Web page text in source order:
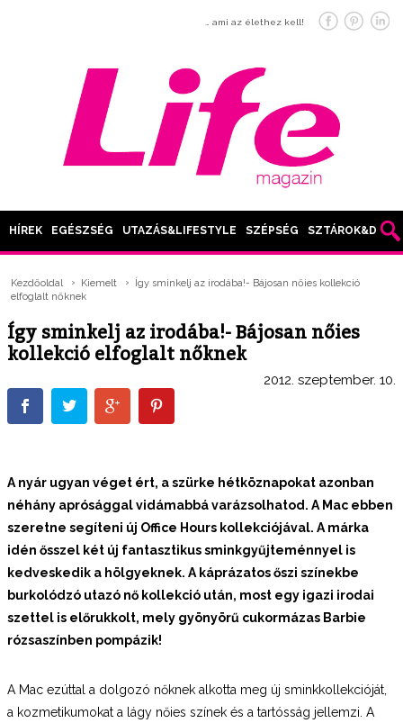
… ami az élethez kell!
HÍREK EGÉSZSÉG UTAZÁS&LIFESTYLE SZÉPSÉG SZTÁROK&DIVAT
Kezdőoldal Kiemelt
Így sminkelj az irodába!- Bájosan nőies kollekció
elfoglalt nőknek
Így sminkelj az irodába!- Bájosan nőies
kollekció elfoglalt nőknek
2012. szeptember. 10.
A nyár ugyan véget ért, a szürke hétköznapokat azonban
néhány aprósággal vidámabbá varázsolhatod. A Mac ebben
szeretne segíteni új Office Hours kollekciójával. A márka
idén ősszel két új fantasztikus sminkgyűjteménnyel is
kedveskedik a hölgyeknek. A káprázatos őszi színekbe
burkolódzó utazó nő kollekció után, most egy igazi irodai
szettel is előrukkolt, mely gyönyörű cukormázas Barbie
rózsaszínben pompázik!
A Mac ezúttal a dolgozó nőknek alkotta meg új sminkkollekcióját,
a kozmetikumokat a lágy nőies színek és a tartósság jellemzi. A